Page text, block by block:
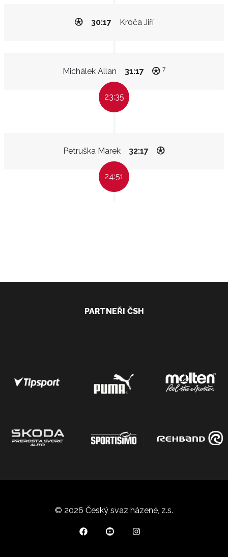
Kroča Jiří
30:17
Michálek Allan 31:17 7
23:35
Petruška Marek 32:17
24:51
PARTNEŘI ČSH
© 2026 Český svaz házené, z.s.